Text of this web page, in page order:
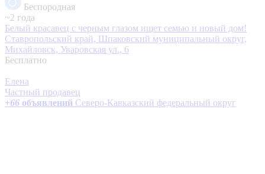
Беспородная
~2 года
Белый красавец с черным глазом ищет семью и новый дом!
Ставропольский край, Шпаковский муниципальный округ,
Михайловск, Уваровская ул., 6
Бесплатно
Елена
Частный продавец
+66 объявлений Северо-Кавказский федеральный округ